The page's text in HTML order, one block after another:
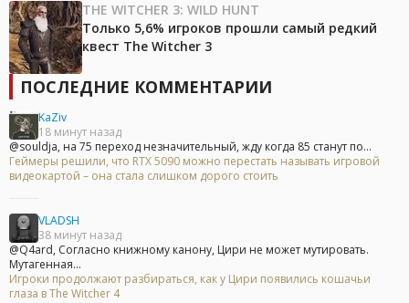
THE WITCHER 3: WILD HUNT
Только 5,6% игроков прошли самый редкий
квест The Witcher 3
ПОСЛЕДНИЕ КОММЕНТАРИИ
KaZiv
18 минут назад
@souldja, на 75 переход незначительный, жду когда 85 станут по...
Геймеры решили, что RTX 5090 можно перестать называть игровой
видеокартой – она стала слишком дорого стоить
VLADSH
38 минут назад
@Q4ard, Согласно книжному канону, Цири не может мутировать.
Мутагенная...
Игроки продолжают разбираться, как у Цири появились кошачьи
глаза в The Witcher 4